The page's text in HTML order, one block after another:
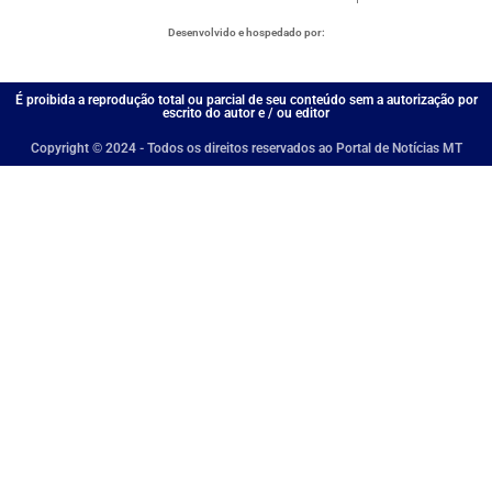
Desenvolvido e hospedado por:
É proibida a reprodução total ou parcial de seu conteúdo sem a autorização por
escrito do autor e / ou editor
Copyright © 2024 - Todos os direitos reservados ao Portal de Notícias MT